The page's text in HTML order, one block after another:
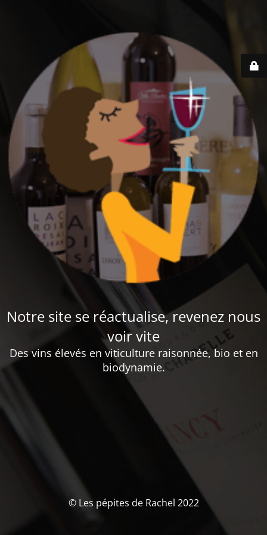
Notre site se réactualise, revenez nous
voir vite
Des vins élevés en viticulture raisonnée, bio et en
biodynamie.
© Les pépites de Rachel 2022